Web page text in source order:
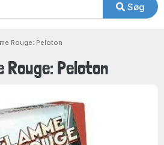
Søg
Rouge: Peloton
Rouge: Peloton